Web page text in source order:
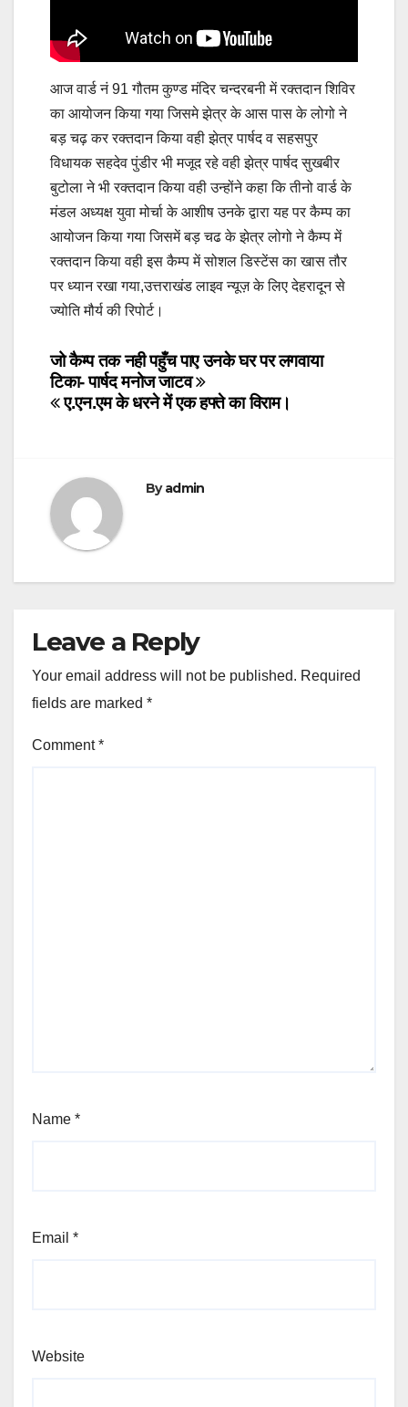
आज वार्ड नं 91 गौतम कुण्ड मंदिर चन्दरबनी में रक्तदान शिविर
का आयोजन किया गया जिसमे झेत्र के आस पास के लोगो ने
बड़ चढ़ कर रक्तदान किया वही झेत्र पार्षद व सहसपुर
विधायक सहदेव पुंडीर भी मजूद रहे वही झेत्र पार्षद सुखबीर
बुटोला ने भी रक्तदान किया वही उन्होंने कहा कि तीनो वार्ड के
मंडल अध्यक्ष युवा मोर्चा के आशीष उनके द्वारा यह पर कैम्प का
आयोजन किया गया जिसमें बड़ चढ के झेत्र लोगो ने कैम्प में
रक्तदान किया वही इस कैम्प में सोशल डिस्टेंस का खास तौर
पर ध्यान रखा गया,उत्तराखंड लाइव न्यूज़ के लिए देहरादून से
ज्योति मौर्य की रिपोर्ट।
Post
navigation
जो कैम्प तक नही पहुँच पाए उनके घर पर लगवाया
टिका- पार्षद मनोज जाटव
ए.एन.एम के धरने में एक हफ्ते का विराम।
Byadmin
Leave a Reply
Your email address will not be published. Required
fields are marked *
Comment*
Name *
Email *
Website